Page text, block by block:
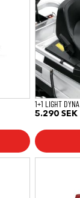
1+1 LIGHT DYNA
5.290 SEK